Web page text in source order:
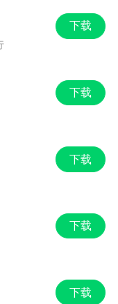
下载
下载
下载
下载
下载